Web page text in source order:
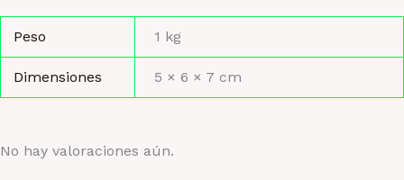
Peso 1 kg
Dimensiones 5 × 6 × 7 cm
No hay valoraciones aún.